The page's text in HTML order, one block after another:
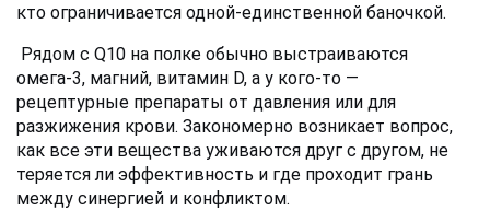
кто ограничивается одной-единственной баночкой.
Рядом с Q10 на полке обычно выстраиваются
омега-3, магний, витамин D, а у кого-то —
рецептурные препараты от давления или для
разжижения крови. Закономерно возникает вопрос,
как все эти вещества уживаются друг с другом, не
теряется ли эффективность и где проходит грань
между синергией и конфликтом.